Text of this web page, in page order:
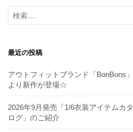
検
索:
最近の投稿
アウトフィットブランド「BonBons」
より新作が登場☆
2026年9月発売「1/6衣装アイテムカタ
ログ」のご紹介